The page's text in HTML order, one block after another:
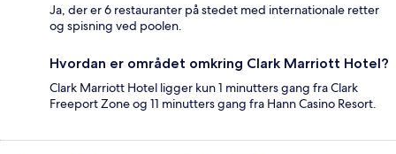
Ja, der er 6 restauranter på stedet med internationale retter
og spisning ved poolen.
Hvordan er området omkring Clark Marriott Hotel?
Clark Marriott Hotel ligger kun 1 minutters gang fra Clark
Freeport Zone og 11 minutters gang fra Hann Casino Resort.